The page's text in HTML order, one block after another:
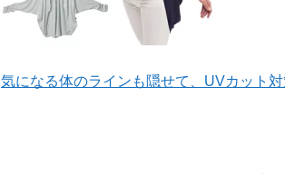
気になる体のラインも隠せて、UVカット